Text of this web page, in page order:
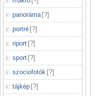
panoráma [?]
portré [?]
riport [?]
sport [?]
szociofotók [?]
tájkép [?]